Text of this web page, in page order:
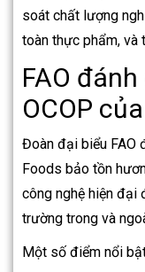
soát chất lượng
toàn thực phẩm, và
FAO
OCOP
Đoàn đại biểu FAO
Foods bảo tồn
công nghệ hiện đại
trường trong và
Một số điểm nổi